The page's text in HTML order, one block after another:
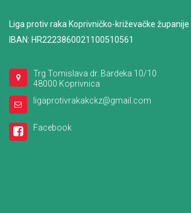
Liga protiv raka Koprivničko-križevačke županije
IBAN: HR2223860021100510561
Trg Tomislava dr. Bardeka 10/10
48000 Koprivnica
ligaprotivrakakckz@gmail.com
Facebook